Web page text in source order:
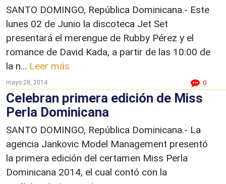
SANTO DOMINGO, República Dominicana.- Este
lunes 02 de Junio la discoteca Jet Set
presentará el merengue de Rubby Pérez y el
romance de David Kada, a partir de las 10:00 de
la n... Leer más
mayo 28, 2014 0
Celebran primera edición de Miss
Perla Dominicana
SANTO DOMINGO, República Dominicana.- La
agencia Jankovic Model Management presentó
la primera edición del certamen Miss Perla
Dominicana 2014, el cual contó con la